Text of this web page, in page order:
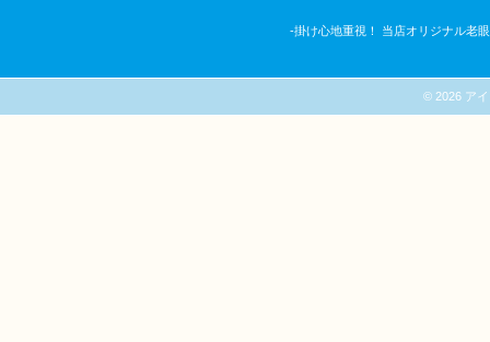
-掛け心地重視！ 当店オリジナル老
© 2026 ア